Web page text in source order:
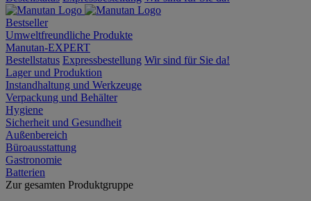
Bestseller
Umweltfreundliche Produkte
Manutan-EXPERT
Bestellstatus Expressbestellung Wir sind für Sie da!
Lager und Produktion
Instandhaltung und Werkzeuge
Verpackung und Behälter
Hygiene
Sicherheit und Gesundheit
Außenbereich
Büroausstattung
Gastronomie
Batterien
Zur gesamten Produktgruppe